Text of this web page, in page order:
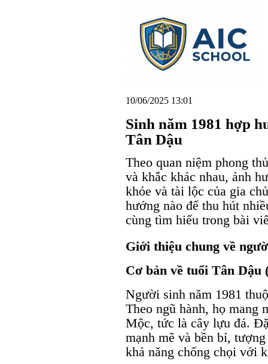
10/06/2025 13:01
Sinh năm 1981 hợp
Tân Dậu
Theo quan niệm phong
và khắc khác nhau, ảnh
khỏe và tài lộc của gia
hướng nào để thu hút
cùng tìm hiểu trong bài
Giới thiệu chung về
Cơ bản về tuổi Tân Dậu
Người sinh năm 1981
Theo ngũ hành, họ mang
Mộc, tức là cây lựu đá.
mạnh mẽ và bền bỉ,
khả năng chống chọi với